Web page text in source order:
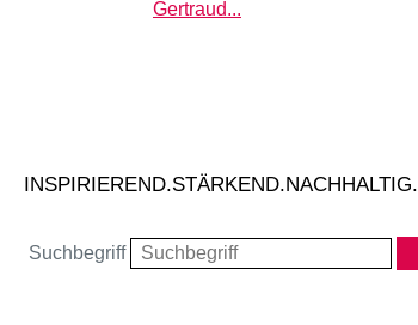
INSPIRIEREND.STÄRKEND.NACHHALTIG.
VirgilKunstraum
Gertraud...
Suchbegriff